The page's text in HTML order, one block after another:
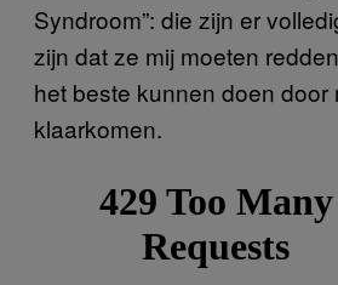
Syndroom”: die zijn er
zijn dat ze mij moeten
het beste kunnen doen door
klaarkomen.